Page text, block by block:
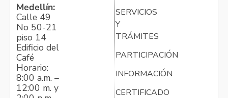
Medellín:
Calle 49
No 50-21
piso 14
Edificio del
Café
Horario:
8:00 a.m. –
12:00 m. y
SERVICIOS
Y
TRÁMITES
PARTICIPACIÓN
INFORMACIÓN
CERTIFICADO